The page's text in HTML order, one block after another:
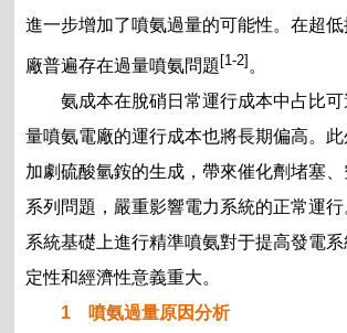
進一步增加了噴氨過量的可能性。在超
廠普遍存在過量噴氨問題 [1-2] 。
氨成本在脫硝日常運行成本中占比
量噴氨電廠的運行成本也將長期偏高。
加劇硫酸氫銨的生成，帶來催化劑堵塞
系列問題，嚴重影響電力系統的正常運
系統基礎上進行精準噴氨對于提高發電
定性和經濟性意義重大。
1 噴氨過量原因分析